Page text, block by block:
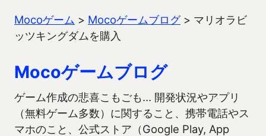
Mocoゲーム > Mocoゲームブログ> マリオラビ
ッツキングダムを購入
Mocoゲームブログ
ゲーム作成の悲喜こもごも… 開発状況やアプリ
（無料ゲーム多数）に関すること、携帯電話やス
マホのこと、公式ストア（Google Play, App